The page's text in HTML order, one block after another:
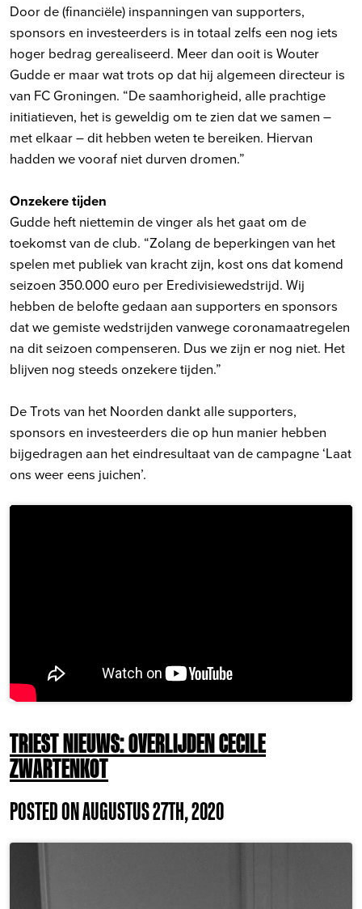
Door de (financiële) inspanningen van supporters,
sponsors en investeerders is in totaal zelfs een nog iets
hoger bedrag gerealiseerd. Meer dan ooit is Wouter
Gudde er maar wat trots op dat hij algemeen directeur is
van FC Groningen. “De saamhorigheid, alle prachtige
initiatieven, het is geweldig om te zien dat we samen –
met elkaar – dit hebben weten te bereiken. Hiervan
hadden we vooraf niet durven dromen.”
Onzekere tijden
Gudde heft niettemin de vinger als het gaat om de
toekomst van de club. “Zolang de beperkingen van het
spelen met publiek van kracht zijn, kost ons dat komend
seizoen 350.000 euro per Eredivisiewedstrijd. Wij
hebben de belofte gedaan aan supporters en sponsors
dat we gemiste wedstrijden vanwege coronamaatregelen
na dit seizoen compenseren. Dus we zijn er nog niet. Het
blijven nog steeds onzekere tijden.”
De Trots van het Noorden dankt alle supporters,
sponsors en investeerders die op hun manier hebben
bijgedragen aan het eindresultaat van de campagne ‘Laat
ons weer eens juichen’.
TRIEST NIEUWS: OVERLIJDEN CECILE
ZWARTENKOT
POSTED ON AUGUSTUS 27TH, 2020